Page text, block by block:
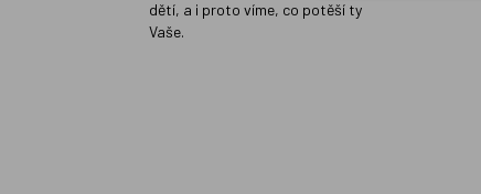
dětí, a i proto víme, co potěší ty
Vaše.